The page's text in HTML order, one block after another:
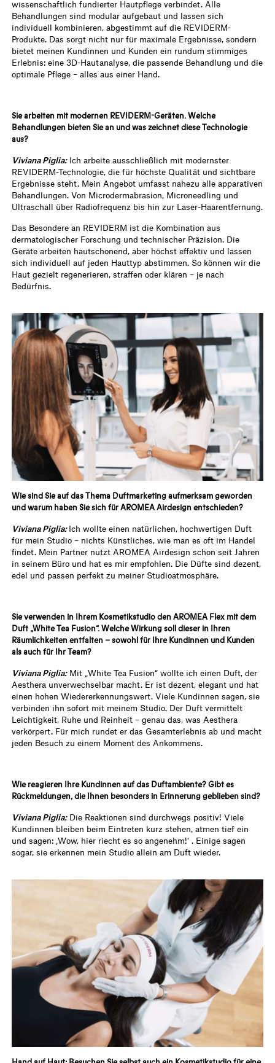
wissenschaftlich fundierter Hautpflege verbindet. Alle
Behandlungen sind modular aufgebaut und lassen sich
individuell kombinieren, abgestimmt auf die REVIDERM-
Produkte. Das sorgt nicht nur für maximale Ergebnisse, sondern
bietet meinen Kundinnen und Kunden ein rundum stimmiges
Erlebnis: eine 3D-Hautanalyse, die passende Behandlung und die
optimale Pflege – alles aus einer Hand.
Sie arbeiten mit modernen REVIDERM-Geräten. Welche
Behandlungen bieten Sie an und was zeichnet diese Technologie
aus?
Viviana Piglia:Ich arbeite ausschließlich mit modernster
REVIDERM-Technologie, die für höchste Qualität und sichtbare
Ergebnisse steht. Mein Angebot umfasst nahezu alle apparativen
Behandlungen. Von Microdermabrasion, Microneedling und
Ultraschall über Radiofrequenz bis hin zur Laser-Haarentfernung.
Das Besondere an REVIDERM ist die Kombination aus
dermatologischer Forschung und technischer Präzision. Die
Geräte arbeiten hautschonend, aber höchst effektiv und lassen
sich individuell auf jeden Hauttyp abstimmen. So können wir die
Haut gezielt regenerieren, straffen oder klären – je nach
Bedürfnis.
Wie sind Sie auf das Thema Duftmarketing aufmerksam geworden
und warum haben Sie sich für AROMEA Airdesign entschieden?
Viviana Piglia:Ich wollte einen natürlichen, hochwertigen Duft
für mein Studio – nichts Künstliches, wie man es oft im Handel
findet. Mein Partner nutzt AROMEA Airdesign schon seit Jahren
in seinem Büro und hat es mir empfohlen. Die Düfte sind dezent,
edel und passen perfekt zu meiner Studioatmosphäre.
Sie verwenden in Ihrem Kosmetikstudio den AROMEA Flex mit dem
Duft „White Tea Fusion“. Welche Wirkung soll dieser in Ihren
Räumlichkeiten entfalten – sowohl für Ihre Kundinnen und Kunden
als auch für Ihr Team?
Viviana Piglia:Mit „White Tea Fusion“ wollte ich einen Duft, der
Aesthera unverwechselbar macht. Er ist dezent, elegant und hat
einen hohen Wiedererkennungswert. Viele Kundinnen sagen, sie
verbinden ihn sofort mit meinem Studio. Der Duft vermittelt
Leichtigkeit, Ruhe und Reinheit – genau das, was Aesthera
verkörpert. Für mich rundet er das Gesamterlebnis ab und macht
jeden Besuch zu einem Moment des Ankommens.
Wie reagieren Ihre Kundinnen auf das Duftambiente? Gibt es
Rückmeldungen, die Ihnen besonders in Erinnerung geblieben sind?
Viviana Piglia:Die Reaktionen sind durchwegs positiv! Viele
Kundinnen bleiben beim Eintreten kurz stehen, atmen tief ein
und sagen: ‚Wow, hier riecht es so angenehm!‘ . Einige sagen
sogar, sie erkennen mein Studio allein am Duft wieder.